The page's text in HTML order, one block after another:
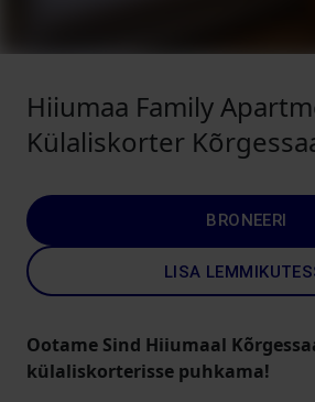
Hiiumaa Family
Külaliskorter
BRONEERI
LISA
Ootame Sind Hiiumaal
külaliskorterisse puhkama!